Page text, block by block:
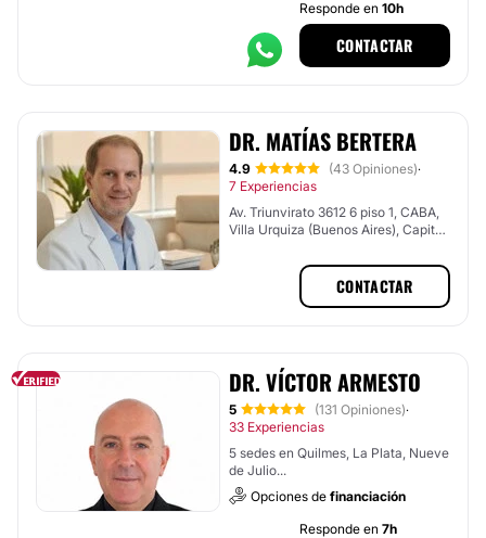
Responde en 10h
CONTACTAR
DR. MATÍAS BERTERA
4.9 (43 Opiniones)·
7 Experiencias
Av. Triunvirato 3612 6 piso 1, CABA,
Villa Urquiza (Buenos Aires), Capital
CONTACTAR
DR. VÍCTOR ARMESTO
5 (131 Opiniones)·
33 Experiencias
5 sedes en Quilmes, La Plata, Nueve
de Julio...
Opciones de financiación
Responde en 7h